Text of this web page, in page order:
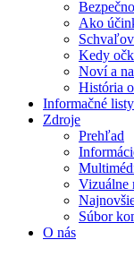
Ako
Kedy
Noví a
História
Informačné
Zdroje
Prehľad
Vizuálne
Súbor
O nás